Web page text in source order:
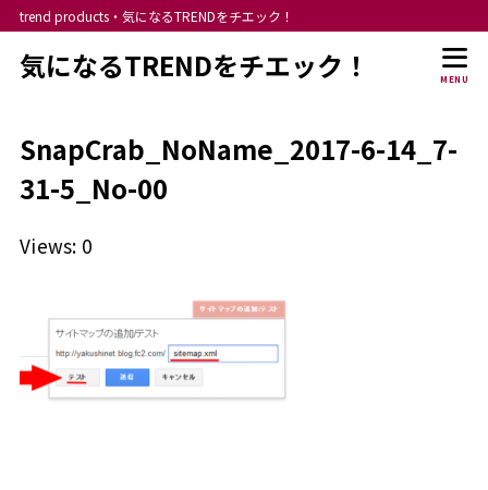
trend products・気になるTRENDをチエック！
気になるTRENDをチエック！ MENU
SnapCrab_NoName_2017-6-14_7-
31-5_No-00
Views: 0